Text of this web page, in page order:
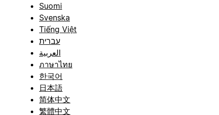
Suomi
Svenska
Tiếng Việt
עברית
العربية
ภาษาไทย
한국어
日本語
简体中文
繁體中文